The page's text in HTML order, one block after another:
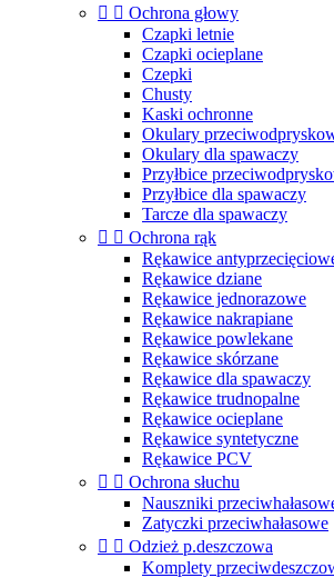
  Ochrona głowy
Czapki letnie
Czapki ocieplane
Czepki
Chusty
Kaski ochronne
Okulary
Okulary dla spawaczy
Przyłbice
Przyłbice dla spawaczy
Tarcze dla spawaczy
  Ochrona rąk
Rękawice
Rękawice dziane
Rękawice jednorazowe
Rękawice nakrapiane
Rękawice powlekane
Rękawice skórzane
Rękawice dla spawaczy
Rękawice trudnopalne
Rękawice ocieplane
Rękawice syntetyczne
Rękawice PCV
  Ochrona słuchu
Nauszniki
Zatyczki przeciwhałasowe
  Odzież p.deszczowa
Komplety